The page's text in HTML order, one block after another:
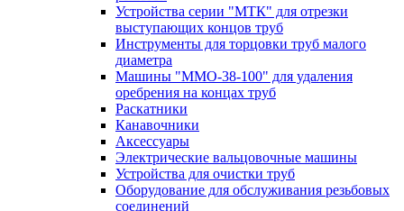
Устройства серии "МТК" для отрезки
выступающих концов труб
Инструменты для торцовки труб малого
диаметра
Машины "ММО-38-100" для удаления
оребрения на концах труб
Раскатники
Канавочники
Аксессуары
Электрические вальцовочные машины
Устройства для очистки труб
Оборудование для обслуживания резьбовых
соединений